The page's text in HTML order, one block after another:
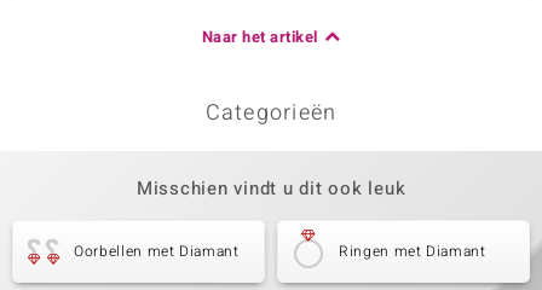
Naar het artikel
Categorieën
Misschien vindt u dit ook leuk
Oorbellen met Diamant Ringen met Diamant